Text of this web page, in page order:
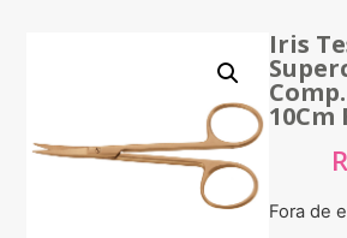
Iris
10Cm
Fora de